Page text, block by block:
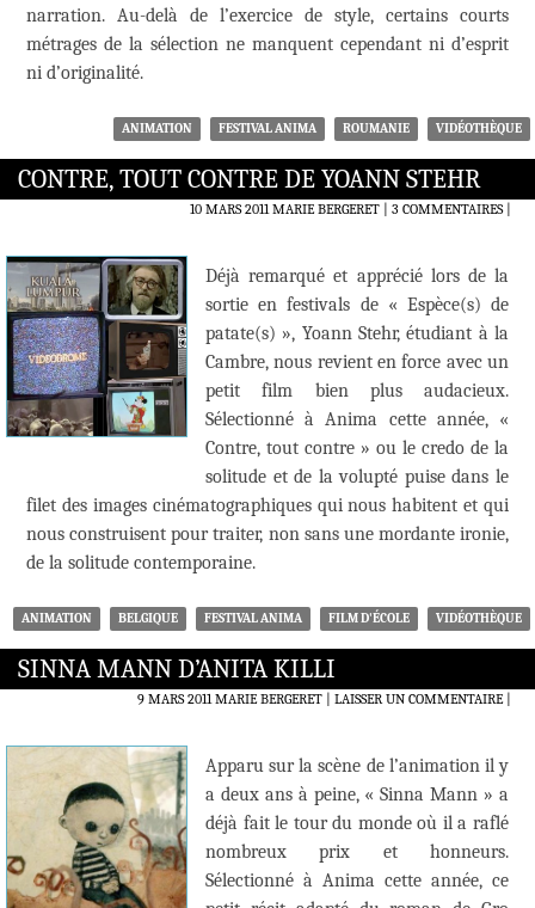
narration. Au-delà de l’exercice de style, certains courts
métrages de la sélection ne manquent cependant ni d’esprit
ni d’originalité.
ANIMATION FESTIVAL ANIMA ROUMANIE VIDÉOTHÈQUE
CONTRE, TOUT CONTRE DE YOANN STEHR
10 MARS 2011 MARIE BERGERET 3 COMMENTAIRES|
Déjà remarqué et apprécié lors de la
sortie en festivals de « Espèce(s) de
patate(s) », Yoann Stehr, étudiant à la
Cambre, nous revient en force avec un
petit film bien plus audacieux.
Sélectionné à Anima cette année, «
Contre, tout contre » ou le credo de la
solitude et de la volupté puise dans le
filet des images cinématographiques qui nous habitent et qui
nous construisent pour traiter, non sans une mordante ironie,
de la solitude contemporaine.
ANIMATION BELGIQUE FESTIVAL ANIMA FILM D'ÉCOLE VIDÉOTHÈQUE
SINNA MANN D’ANITA KILLI
9 MARS 2011 MARIE BERGERET LAISSER UN COMMENTAIRE|
Apparu sur la scène de l’animation il y
a deux ans à peine, « Sinna Mann » a
déjà fait le tour du monde où il a raflé
nombreux prix et honneurs.
Sélectionné à Anima cette année, ce